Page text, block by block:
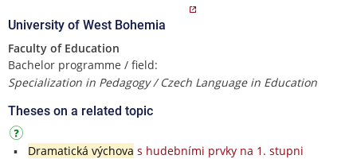
University of West Bohemia
Faculty of Education
Bachelor programme / field:
Specialization in Pedagogy / Czech Language in Education
Theses on a related topic
Dramatická výchova s hudebními prvky na 1. stupni